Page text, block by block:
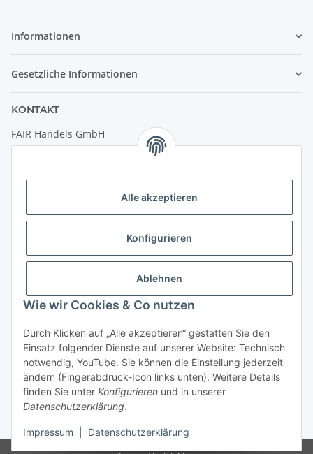
Alle akzeptieren
Konfigurieren
Ablehnen
Wie wir Cookies & Co nutzen
Durch Klicken auf „Alle akzeptieren“ gestatten Sie den
Einsatz folgender Dienste auf unserer Website: Technisch
notwendig, YouTube. Sie können die Einstellung jederzeit
ändern (Fingerabdruck-Icon links unten). Weitere Details
finden Sie unter Konfigurieren und in unserer
Datenschutzerklärung.
Impressum Datenschutzerklärung
Informationen
Gesetzliche Informationen
KONTAKT
FAIR Handels GmbH
(Weltladen Innsbruck)
6020 Innsbruck
Öffnungszeiten:
Vertrag widerrufen